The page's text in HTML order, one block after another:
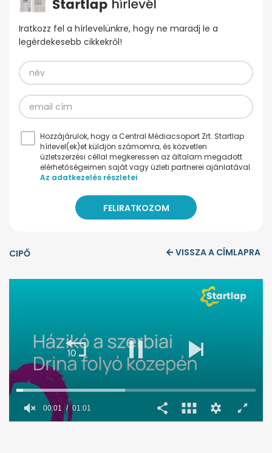
Iratkozz fel a hírlevelünkre, hogy ne maradj le a
legérdekesebb cikkekről!
Hozzájárulok, hogy a Central Médiacsoport Zrt. Startlap
hírlevel(ek)et küldjön számomra, és közvetlen
üzletszerzési céllal megkeressen az általam megadott
elérhetőségeimen saját vagy üzleti partnerei ajánlatával.
Az adatkezelés részletei
CIPŐ VISSZA A CÍMLAPRA
00:02 01:01